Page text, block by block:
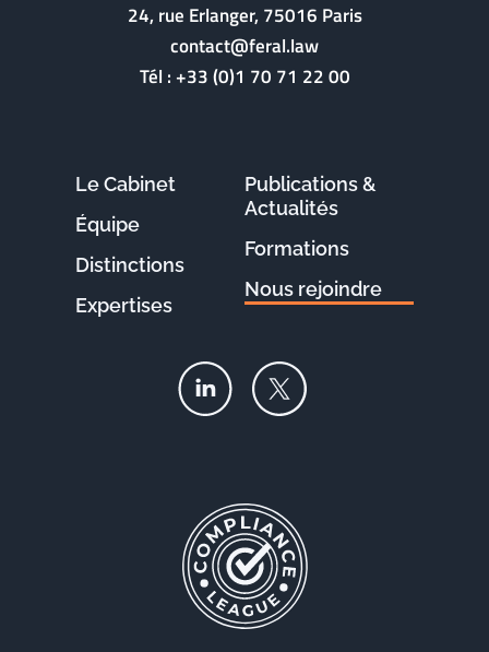
24, rue Erlanger, 75016 Paris
contact@feral.law
Tél :+33 (0)1 70 71 22 00
Le Cabinet
Équipe
Distinctions
Expertises
Publications &
Actualités
Formations
Nous rejoindre